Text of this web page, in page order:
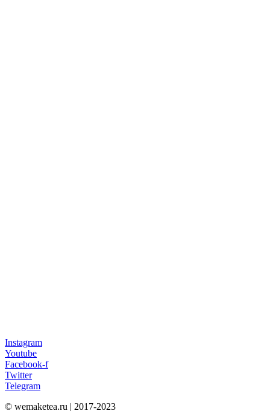
Instagram
Youtube
Facebook-f
Twitter
Telegram
© wemaketea.ru | 2017-2023